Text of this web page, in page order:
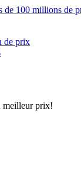
de 100 millions de
de prix
meilleur prix!